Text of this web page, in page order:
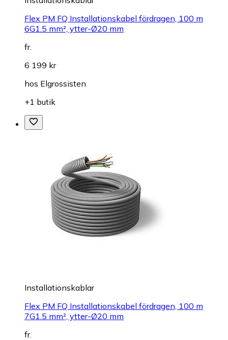
Flex PM FQ Installationskabel fördragen, 100 m
6G1.5 mm², ytter-Ø20 mm
fr.
6 199 kr
hos Elgrossisten
+1 butik
Installationskablar
Flex PM FQ Installationskabel fördragen, 100 m
7G1.5 mm², ytter-Ø20 mm
fr.